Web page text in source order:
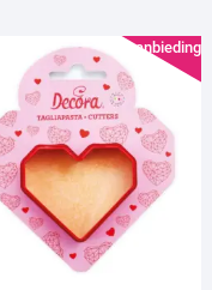
Aanbieding!